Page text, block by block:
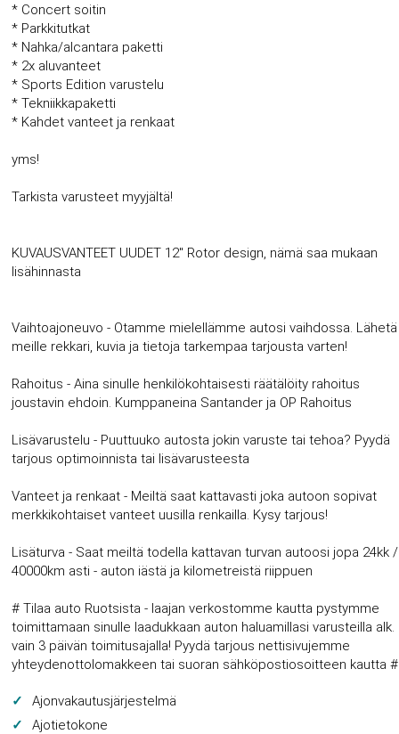
* Concert soitin
* Parkkitutkat
* Nahka/alcantara paketti
* 2x aluvanteet
* Sports Edition varustelu
* Tekniikkapaketti
* Kahdet vanteet ja renkaat
yms!
Tarkista varusteet myyjältä!
KUVAUSVANTEET UUDET 12'' Rotor design, nämä saa mukaan
lisähinnasta
Vaihtoajoneuvo - Otamme mielellämme autosi vaihdossa. Lähetä
meille rekkari, kuvia ja tietoja tarkempaa tarjousta varten!
Rahoitus - Aina sinulle henkilökohtaisesti räätälöity rahoitus
joustavin ehdoin. Kumppaneina Santander ja OP Rahoitus
Lisävarustelu - Puuttuuko autosta jokin varuste tai tehoa? Pyydä
tarjous optimoinnista tai lisävarusteesta
Vanteet ja renkaat - Meiltä saat kattavasti joka autoon sopivat
merkkikohtaiset vanteet uusilla renkailla. Kysy tarjous!
Lisäturva - Saat meiltä todella kattavan turvan autoosi jopa 24kk /
40000km asti - auton iästä ja kilometreistä riippuen
# Tilaa auto Ruotsista - laajan verkostomme kautta pystymme
toimittamaan sinulle laadukkaan auton haluamillasi varusteilla alk.
vain 3 päivän toimitusajalla! Pyydä tarjous nettisivujemme
yhteydenottolomakkeen tai suoran sähköpostiosoitteen kautta #
Ajonvakautusjärjestelmä
Ajotietokone